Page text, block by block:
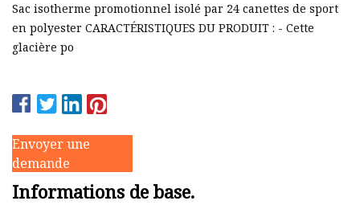
Sac isotherme promotionnel isolé par 24 canettes de sport
en polyester CARACTÉRISTIQUES DU PRODUIT : - Cette
glacière po
Envoyer une
demande
Informations de base.